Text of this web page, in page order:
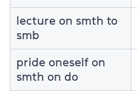
lecture on smth to
smb
pride oneself on
smth on do